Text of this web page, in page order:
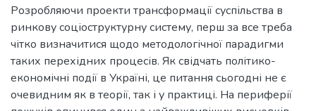
Розробляючи проекти трансформації суспільства в
ринкову соціоструктурну систему, перш за все треба
чітко визначитися щодо методологічної парадигми
таких перехідних процесів. Як свідчать політико-
економічні події в Україні, це питання сьогодні не є
очевидним як в теорії, так і у практиці. Ha периферії